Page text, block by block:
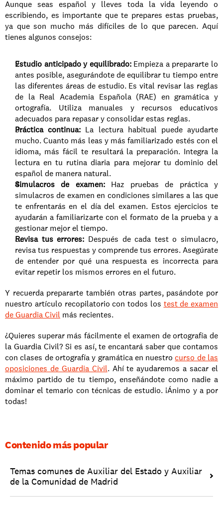
Aunque seas español y lleves toda la vida leyendo o
escribiendo, es importante que te prepares estas pruebas,
ya que son mucho más difíciles de lo que parecen. Aquí
tienes algunos consejos:
Estudio anticipado y equilibrado: Empieza a prepararte lo
antes posible, asegurándote de equilibrar tu tiempo entre
las diferentes áreas de estudio. Es vital revisar las reglas
de la Real Academia Española (RAE) en gramática y
ortografía. Utiliza manuales y recursos educativos
adecuados para repasar y consolidar estas reglas.
Práctica continua: La lectura habitual puede ayudarte
mucho. Cuanto más leas y más familiarizado estés con el
idioma, más fácil te resultará la preparación. Integra la
lectura en tu rutina diaria para mejorar tu dominio del
español de manera natural.
Simulacros de examen: Haz pruebas de práctica y
simulacros de examen en condiciones similares a las que
te enfrentarás en el día del examen. Estos ejercicios te
ayudarán a familiarizarte con el formato de la prueba y a
gestionar mejor el tiempo.
Revisa tus errores: Después de cada test o simulacro,
revisa tus respuestas y comprende tus errores. Asegúrate
de entender por qué una respuesta es incorrecta para
evitar repetir los mismos errores en el futuro.
Y recuerda prepararte también otras partes, pasándote por
nuestro artículo recopilatorio con todos los test de examen
de Guardia Civil más recientes.
¿Quieres superar más fácilmente el examen de ortografía de
la Guardia Civil? Si es así, te encantará saber que contamos
con clases de ortografía y gramática en nuestro curso de las
oposiciones de Guardia Civil. Ahí te ayudaremos a sacar el
máximo partido de tu tiempo, enseñándote como nadie a
dominar el temario con técnicas de estudio. ¡Ánimo y a por
todas!
Contenido más popular
Temas comunes de Auxiliar del Estado y Auxiliar
de la Comunidad de Madrid